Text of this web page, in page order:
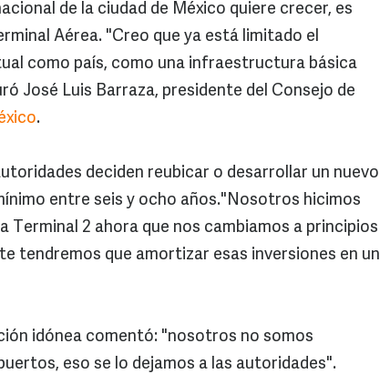
de la ciudad de México quiere crecer, es
Aérea. "Creo que ya está limitado el
como país, como una infraestructura básica
José Luis Barraza, presidente del Consejo de
.
deciden reubicar o desarrollar un nuevo
entre seis y ocho años."Nosotros hicimos
Terminal 2 ahora que nos cambiamos a principios
tendremos que amortizar esas inversiones en un
idónea comentó: "nosotros no somos
eso se lo dejamos a las autoridades".